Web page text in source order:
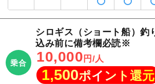
乗合
シロギス（ショート船）
込み前に備考欄必読※
10,000 円/人
1,500ポイント還元